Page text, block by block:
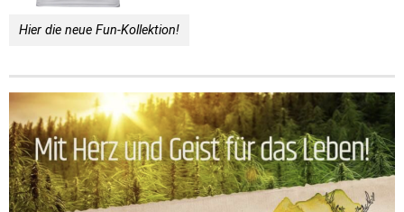
Hier die neue Fun-Kollektion!